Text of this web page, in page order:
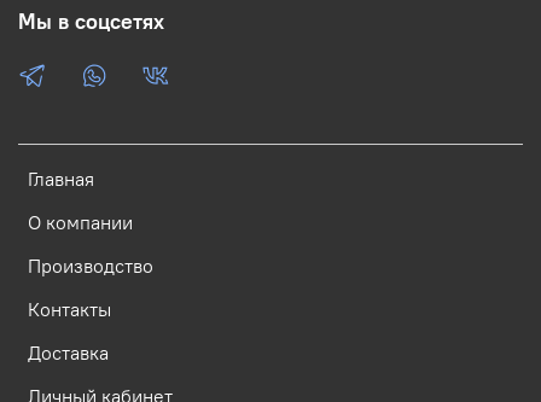
Главная
О компании
Производство
Контакты
Доставка
Личный кабинет
Мы в соцсетях